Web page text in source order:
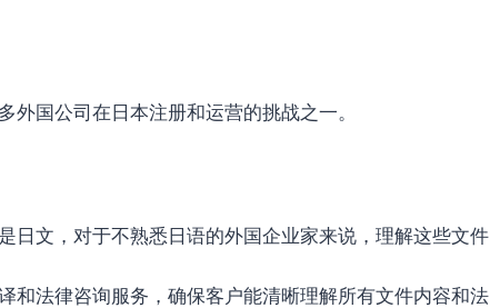
外国公司在日本注册和运营的挑战之一。
日文，对于不熟悉日语的外国企业家来说，理解这些文件
和法律咨询服务，确保客户能清晰理解所有文件内容和法